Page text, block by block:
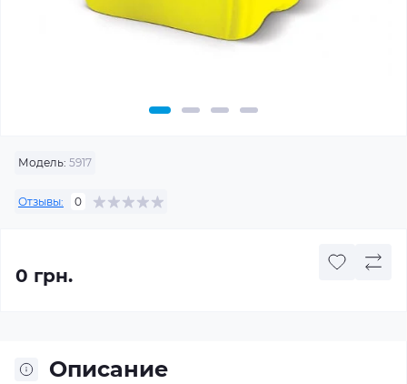
Модель: 5917
Отзывы: 0
0 грн.
Описание